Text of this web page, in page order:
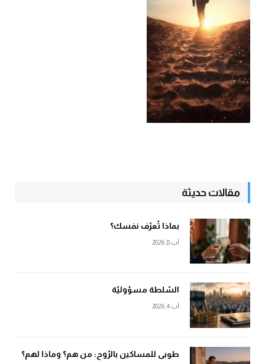
مقالات حديثة
بماذا تُعرّف نفسك؟
آب 8, 2026
السّلطة مسؤوليّة
آب 4, 2026
طوبى للمساكين بالرّوح: من هم؟ وماذا لهم؟